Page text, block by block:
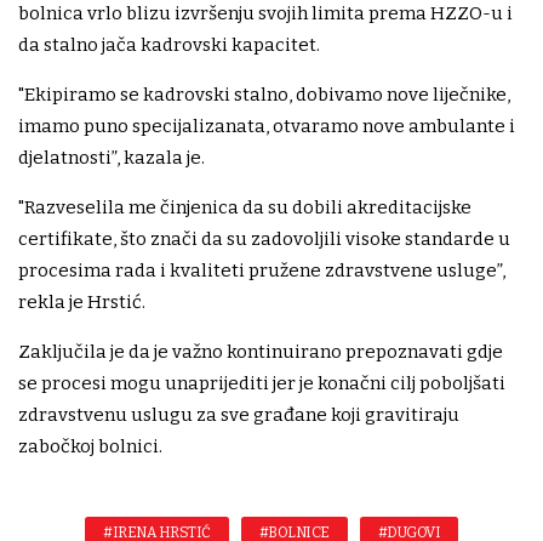
bolnica vrlo blizu izvršenju svojih limita prema HZZO-u i
da stalno jača kadrovski kapacitet.
"Ekipiramo se kadrovski stalno, dobivamo nove liječnike,
imamo puno specijalizanata, otvaramo nove ambulante i
djelatnosti”, kazala je.
"Razveselila me činjenica da su dobili akreditacijske
certifikate, što znači da su zadovoljili visoke standarde u
procesima rada i kvaliteti pružene zdravstvene usluge”,
rekla je Hrstić.
Zaključila je da je važno kontinuirano prepoznavati gdje
se procesi mogu unaprijediti jer je konačni cilj poboljšati
zdravstvenu uslugu za sve građane koji gravitiraju
zabočkoj bolnici.
#IRENA HRSTIĆ #BOLNICE #DUGOVI